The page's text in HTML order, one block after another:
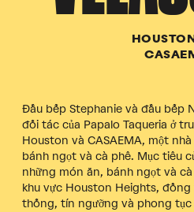
Đầu bếp Stephanie và đầu bếp
đối tác của Papalo Taqueria ở
Houston và CASAEMA, một
bánh ngọt và cà phê. Mục tiêu
những món ăn, bánh ngọt và
khu vực Houston Heights,
thống, tín ngưỡng và phong